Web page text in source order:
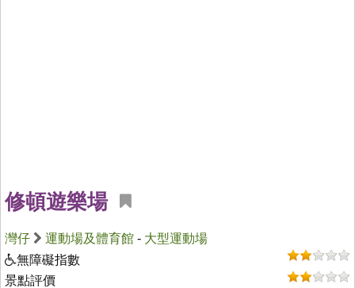
修頓遊樂場
灣仔 運動場及體育館 - 大型運動場
無障礙指數
景點評價